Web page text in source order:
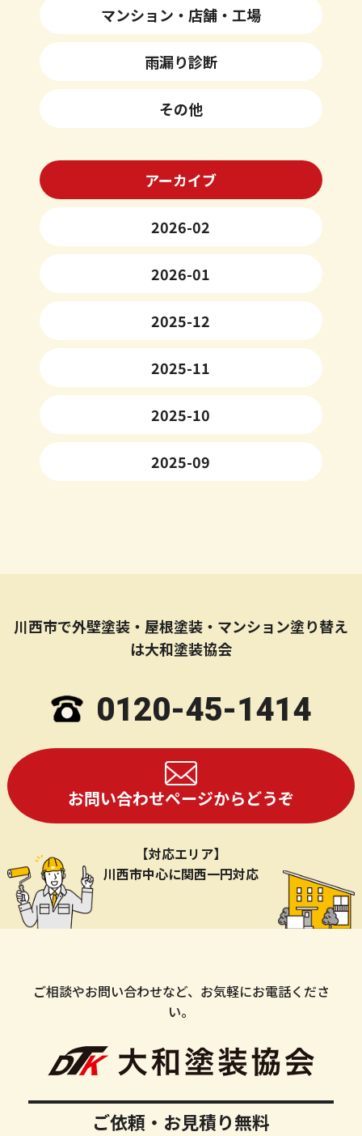
マンション・店舗・工場
雨漏り診断
その他
アーカイブ
2026-02
2026-01
2025-12
2025-11
2025-10
2025-09
川西市で外壁塗装・屋根塗装・マンション塗り替え
は大和塗装協会
0120-45-1414
お問い合わせページからどうぞ
【対応エリア】
川西市中心に関西一円対応
ご相談やお問い合わせなど、お気軽にお電話くださ
い。
ご依頼・お見積り無料